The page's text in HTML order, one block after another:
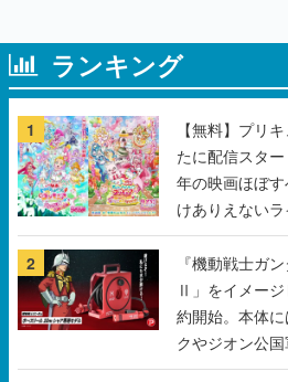
ランキング
1
【無料】プリ
たに配信スタ
年の映画ほぼ
けありえない
2
『機動戦士ガ
Ⅱ」をイメー
約開始。本体
クやジオン公
などを配置